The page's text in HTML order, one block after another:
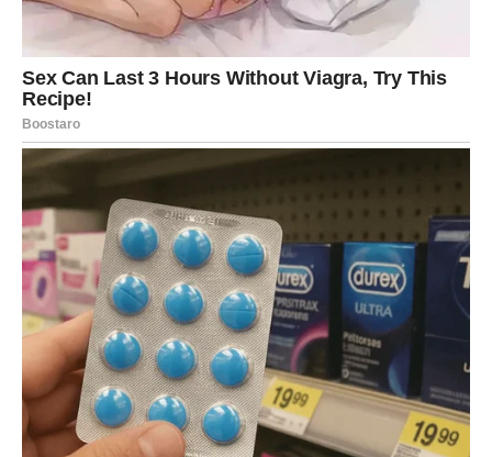
Ali prije nego otvorite vrata prošlosti, postavite sebi
nekoliko važnih pitanja:
Da li se ta osoba zaista promijenila?
Da li su nestali problemi koji su vas razdvojili?
Da li biste joj danas mogli vjerovati više nego nekada?
Odgovori na ta pitanja pokazaće vam pravi put.
AKO JOŠ UVIJEK POSTOJE
EMOCIJE
Za mnoge Vage ovaj povratak mogao bi biti veoma